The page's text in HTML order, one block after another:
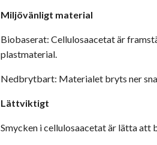
Miljövänligt material
Biobaserat: Cellulosaacetat är
plastmaterial.
Nedbrytbart: Materialet bryts ner
Lättviktigt
Smycken i cellulosaacetat är lätta att